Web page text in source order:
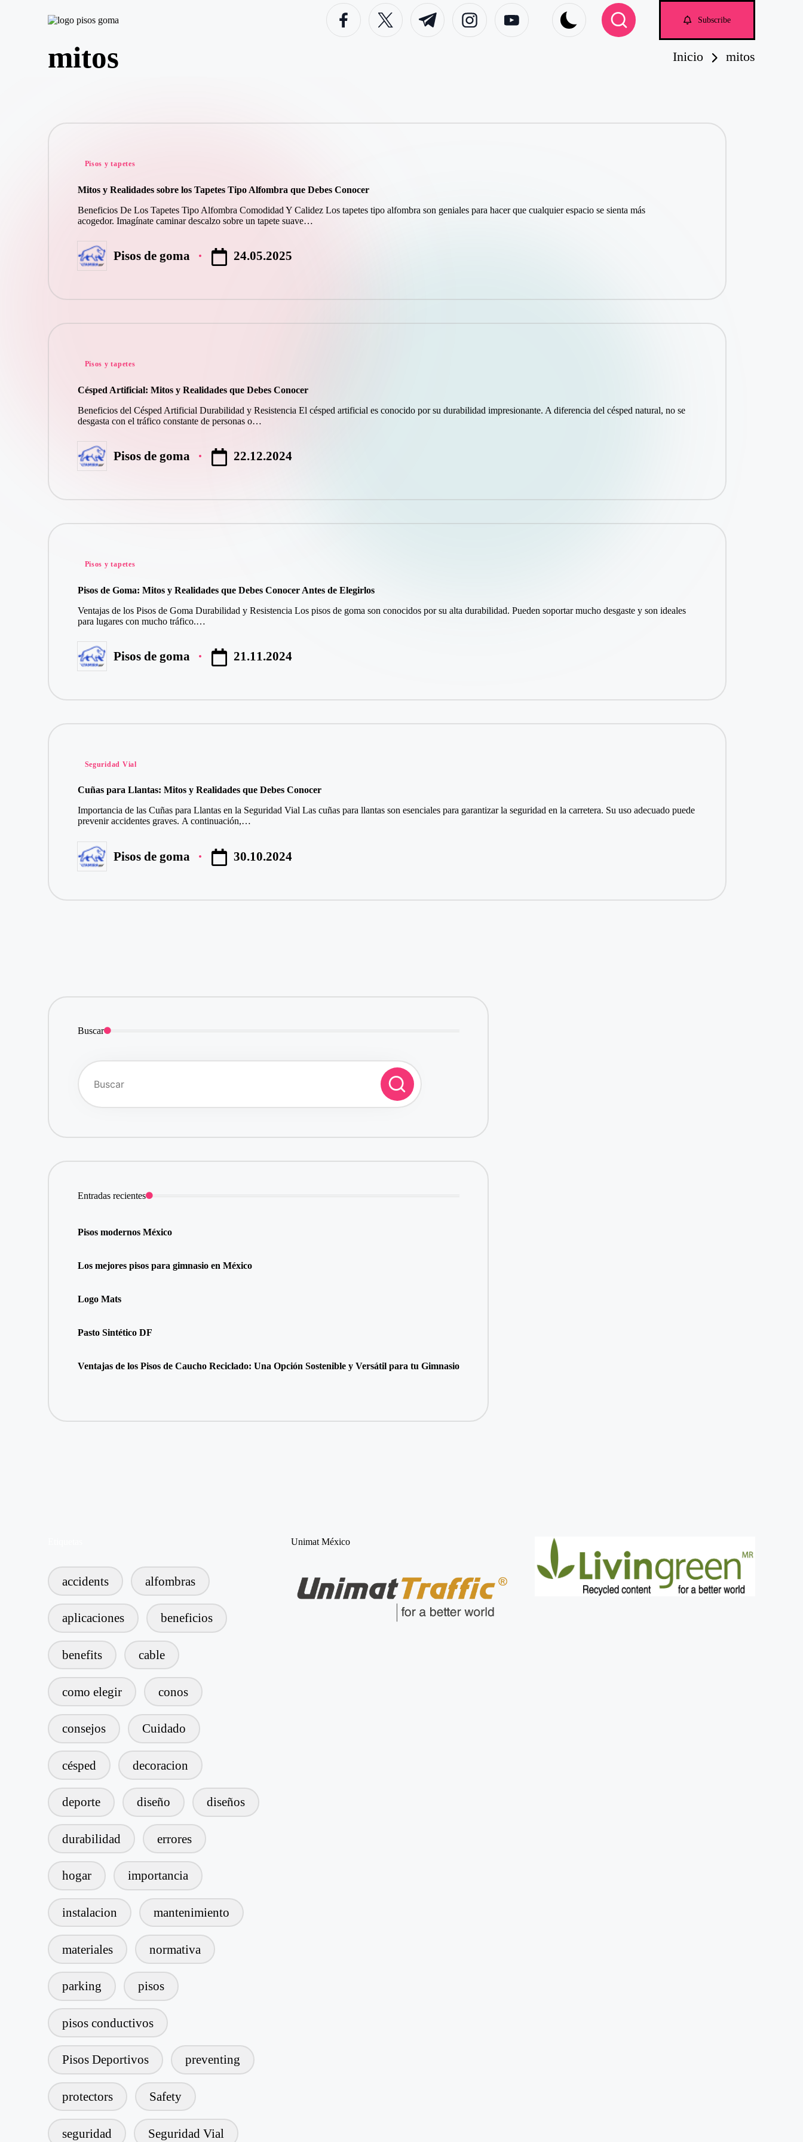
o
s
m
a
facebook.comtwitter.com instagram.comyoutube.com
Subscribe
mitos Inicio mitos
Publicado
Pisos y tapetes
Mitos y Realidades sobre los Tapetes Tipo Alfombra que Debes Conocer
Beneficios De Los Tapetes Tipo Alfombra Comodidad Y Calidez Los tapetes tipo alfombra son geniales para hacer que cualquier espacio se sienta más
acogedor. Imagínate caminar descalzo sobre un tapete suave…
PublicadoPisos de goma 24.05.2025
Publicado
Pisos y tapetes
Césped Artificial: Mitos y Realidades que Debes Conocer
Beneficios del Césped Artificial Durabilidad y Resistencia El césped artificial es conocido por su durabilidad impresionante. A diferencia del césped natural, no se
desgasta con el tráfico constante de personas o…
PublicadoPisos de goma 22.12.2024
Publicado
Pisos y tapetes
Pisos de Goma: Mitos y Realidades que Debes Conocer Antes de Elegirlos
Ventajas de los Pisos de Goma Durabilidad y Resistencia Los pisos de goma son conocidos por su alta durabilidad. Pueden soportar mucho desgaste y son ideales
para lugares con mucho tráfico.…
PublicadoPisos de goma 21.11.2024
Publicado
Seguridad Vial
Cuñas para Llantas: Mitos y Realidades que Debes Conocer
Importancia de las Cuñas para Llantas en la Seguridad Vial Las cuñas para llantas son esenciales para garantizar la seguridad en la carretera. Su uso adecuado puede
prevenir accidentes graves. A continuación,…
PublicadoPisos de goma 30.10.2024
Buscar
Entradas recientes
Pisos modernos México
Los mejores pisos para gimnasio en México
Logo Mats
Pasto Sintético DF
Ventajas de los Pisos de Caucho Reciclado: Una Opción Sostenible y Versátil para tu Gimnasio
accidents alfombras
aplicaciones beneficios
benefits cable
como elegir conos
consejos Cuidado
césped decoracion
deporte diseño diseños
durabilidad errores
hogar importancia
instalacion mantenimiento
materiales normativa
parking pisos
pisos conductivos
Pisos Deportivos preventing
protectors Safety
seguridad Seguridad Vial
Unimat México